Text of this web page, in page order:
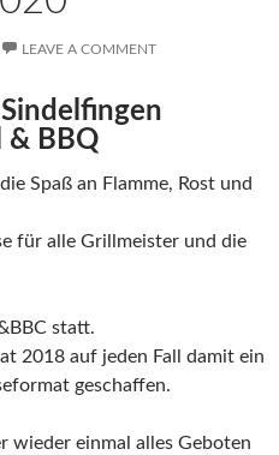
LEAVE A COMMENT
& BBQ
Spaß an Flamme, Rost und
für alle Grillmeister und die
statt.
2018 auf jeden Fall damit ein
geschaffen.
wieder einmal alles Geboten